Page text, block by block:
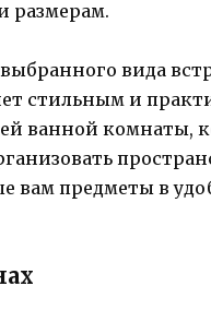
размерам.
вида
стильным и
ванной комнаты,
вам предметы в